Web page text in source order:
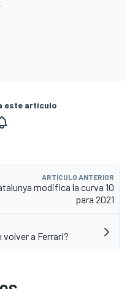
este artículo
ARTÍCULO ANTERIOR
modifica la curva 10
para 2021
a Ferrari?